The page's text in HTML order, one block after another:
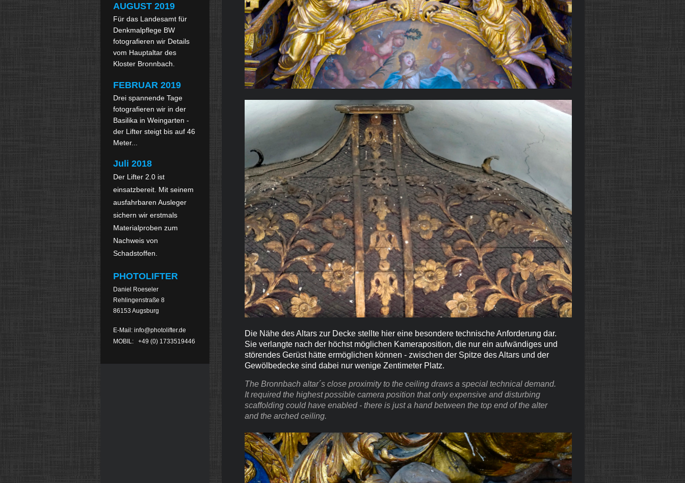
Die Nähe des Altars zur Decke stellte hier eine besondere technische Anforderung dar.
Sie verlangte nach der höchst möglichen Kameraposition, die nur ein aufwändiges und
störendes Gerüst hätte ermöglichen können - zwischen der Spitze des Altars und der
Gewölbedecke sind dabei nur wenige Zentimeter Platz.
The Bronnbach altar´s close proximity to the ceiling draws a special technical demand.
It required the highest possible camera position that only expensive and disturbing
scaffolding could have enabled - there is just a hand between the top end of the alter
and the arched ceiling.
AUGUST 2019
Für das Landesamt für
Denkmalpflege BW
fotografieren wir Details
vom Hauptaltar des
Kloster Bronnbach.
FEBRUAR 2019
Drei spannende Tage
fotografieren wir in der
Basilika in Weingarten -
der Lifter steigt bis auf 46
Meter...
Juli 2018
Der Lifter 2.0 ist
einsatzbereit. Mit seinem
ausfahrbaren Ausleger
sichern wir erstmals
Materialproben zum
Nachweis von
Schadstoffen.
PHOTOLIFTER
Daniel Roeseler
Rehlingenstraße 8
86153 Augsburg
E-Mail: info@photolifter.de
MOBIL: +49 (0) 1733519446